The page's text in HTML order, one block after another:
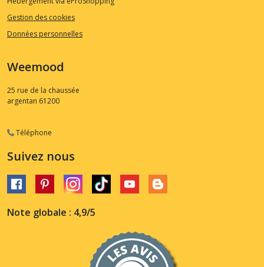
Gestion des cookies
Données personnelles
Weemood
25 rue de la chaussée
argentan 61200
Téléphone
Suivez nous
Note globale : 4,9/5